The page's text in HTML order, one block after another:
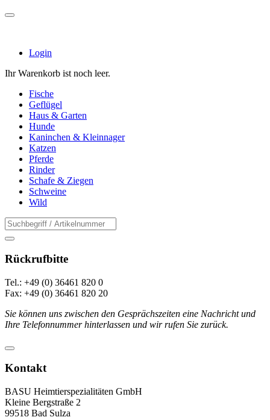
Login
Ihr Warenkorb ist noch leer.
Fische
Geflügel
Haus & Garten
Hunde
Kaninchen & Kleinnager
Katzen
Pferde
Rinder
Schafe & Ziegen
Schweine
Wild
Rückrufbitte
Tel.: +49 (0) 36461 820 0
Fax: +49 (0) 36461 820 20
Sie können uns zwischen den Gesprächszeiten eine Nachricht und
Ihre Telefonnummer hinterlassen und wir rufen Sie zurück.
Kontakt
BASU Heimtierspezialitäten GmbH
Kleine Bergstraße 2
99518 Bad Sulza